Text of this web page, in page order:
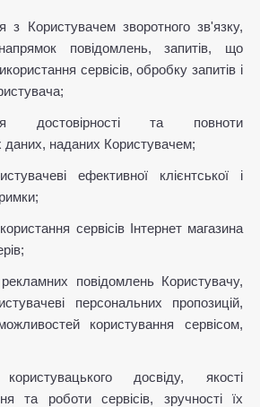
з Користувачем зворотного зв'язку,
повідомлень, запитів, що
сервісів, обробку запитів і
достовірності та повноти
даних, наданих Користувачем;
ефективної клієнтської і
сервісів Інтернет магазина
повідомлень Користувачу,
персональних пропозицій,
користування сервісом,
досвіду, якості
та роботи сервісів, зручності їх